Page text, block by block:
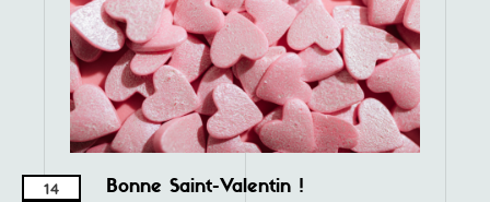
14 Bonne Saint-Valentin !